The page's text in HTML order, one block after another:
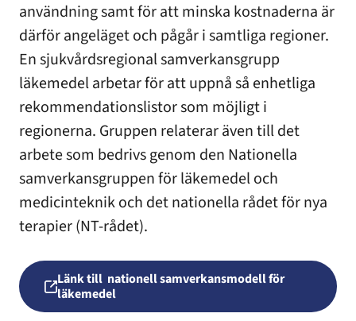
användning samt för att minska kostnaderna är
därför angeläget och pågår i samtliga regioner.
En sjukvårdsregional samverkansgrupp
läkemedel arbetar för att uppnå så enhetliga
rekommendationslistor som möjligt i
regionerna. Gruppen relaterar även till det
arbete som bedrivs genom den Nationella
samverkansgruppen för läkemedel och
medicinteknik och det nationella rådet för nya
terapier (NT-rådet).
Länk till nationell samverkansmodell för
läkemedel
Öppnas i ny flik